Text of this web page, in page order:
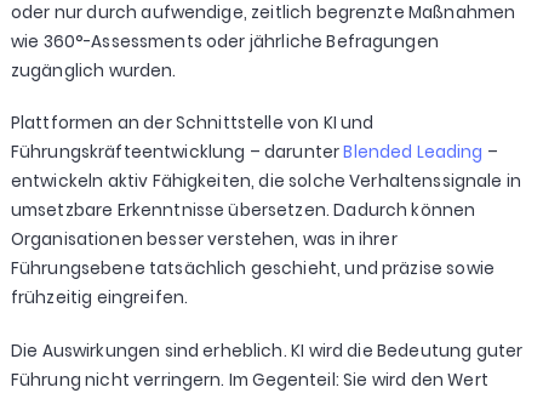
oder nur durch aufwendige, zeitlich begrenzte Maßnahmen
wie 360°-Assessments oder jährliche Befragungen
zugänglich wurden.
Plattformen an der Schnittstelle von KI und
Führungskräfteentwicklung – darunterBlended Leading –
entwickeln aktiv Fähigkeiten, die solche Verhaltenssignale in
umsetzbare Erkenntnisse übersetzen. Dadurch können
Organisationen besser verstehen, was in ihrer
Führungsebene tatsächlich geschieht, und präzise sowie
frühzeitig eingreifen.
Die Auswirkungen sind erheblich. KI wird die Bedeutung guter
Führung nicht verringern. Im Gegenteil: Sie wird den Wert